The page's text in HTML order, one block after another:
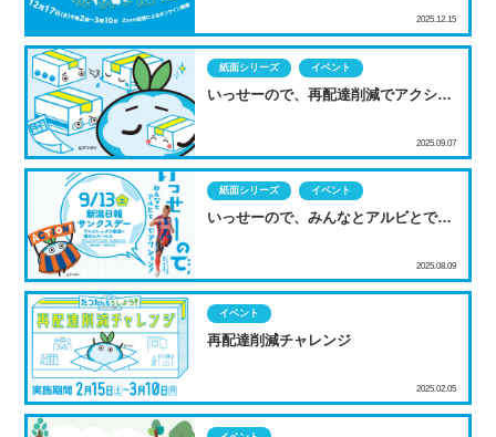
2025.12.15
いっせーので、再配達削減でアクショ
紙面シリーズ イベント
2025.09.07
いっせーので、みんなとアルビとでア
紙面シリーズ イベント
2025.08.09
再配達削減チャレンジ
イベント
2025.02.05